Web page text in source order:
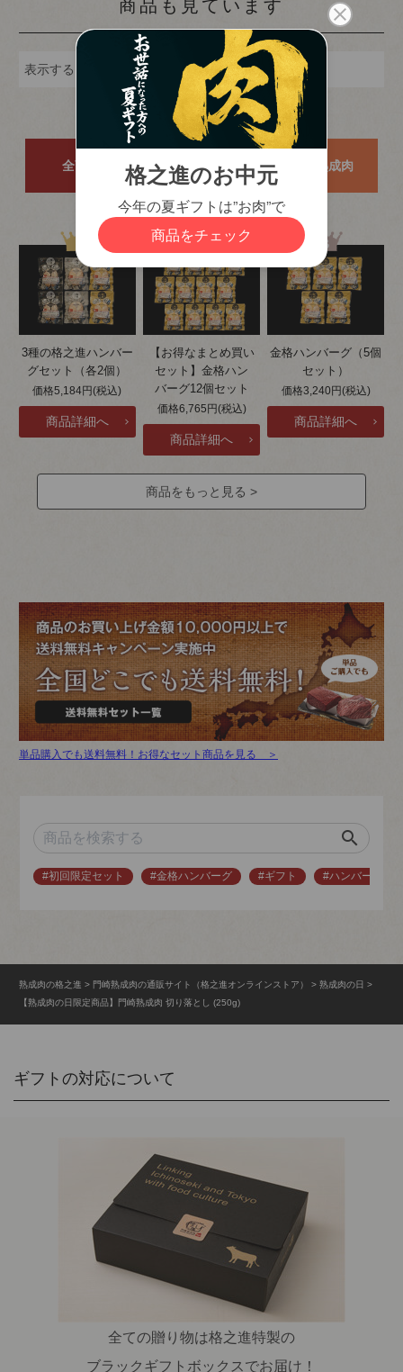
のしの指定
須
商品も見ています
表示するレコメンドはありません。
おすすめ商品ランキング
全商品
メンチカツ
門崎熟成肉
3種の格之進ハンバー
グセット（各2個）
価格5,184円(税込)
【お得なまとめ買い
セット】金格ハン
バーグ12個セット
価格6,765円(税込)
金格ハンバーグ（5個
セット）
価格3,240円(税込)
商品をもっと見る >
単品購入でも送料無料！お得なセット商品を見る ＞
search
#初回限定セット #金格ハンバーグ #ギフト #ハンバーグ
熟成肉の格之進 門崎熟成肉の通販サイト（格之進オンラインストア）
熟成肉の日
【熟成肉の日限定商品】門崎熟成肉 切り落とし (250g)
ギフトの対応について
全ての贈り物は格之進特製の
ブラックギフトボックスでお届け！